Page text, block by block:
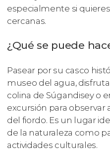
especialmente si
cercanas.
¿Qué se puede
Pasear por su casco
museo del agua,
colina de Súgandisey o
excursión para observar
del fiordo. Es un lugar
de la naturaleza como
actividades culturales.